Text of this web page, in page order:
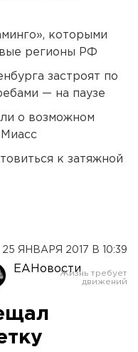
которыми
регионы РФ
застроят по
— на паузе
о возможном
к затяжной
25 ЯНВАРЯ 2017 В 10:39
ЕАНовости